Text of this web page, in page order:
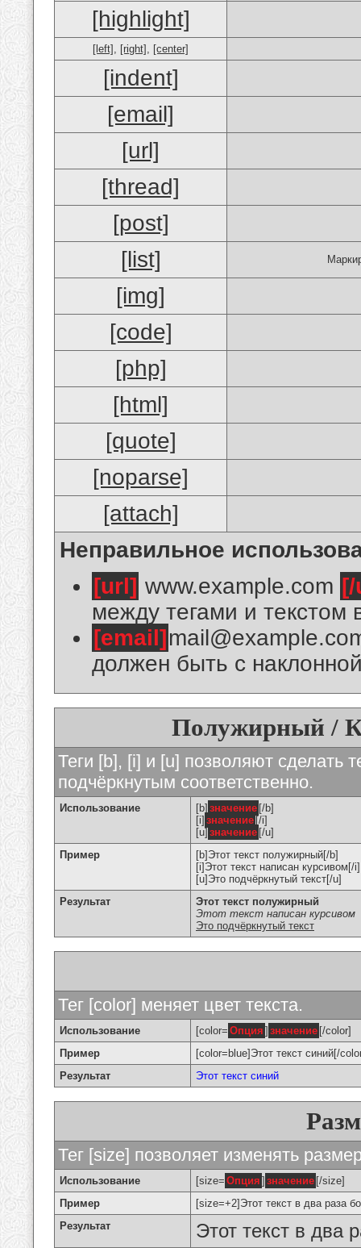
[highlight]
[left] , [right] , [center]
[indent]
[email]
[url]
[thread]
[post]
[list]
[img]
[code]
[php]
[html]
[quote]
[noparse]
[attach]
Неправильное
[url] www.example.com
между тегами и текстом
[email]
должен быть с
Полужирный /
Теги [b], [i] и [u] позволяют сделать
подчёркнутым соответственно.
Использование [b] значение [/b]
[i] значение [/i]
[u] значение [/u]
Пример
[b]Этот текст полужирный[/b]
[i]Этот текст написан курсивом[/i]
[u]Это подчёркнутый текст[/u]
Результат
Этот текст полужирный
Этот текст написан курсивом
Это подчёркнутый текст
Тег [color] меняет цвет текста.
Использование [color= Опция ] значение [/color]
Пример
[color=blue]Этот текст синий[/
Результат
Этот текст синий
Тег [size] позволяет изменять
Использование [size= Опция ] значение [/size]
Пример
[size=+2]Этот текст в два раза
Результат
Этот текст в два